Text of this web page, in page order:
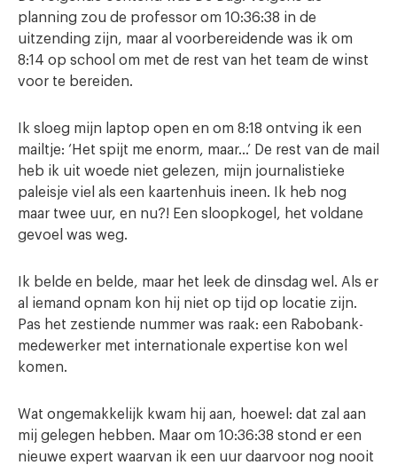
planning zou de professor om 10:36:38 in de
uitzending zijn, maar al voorbereidende was ik om
8:14 op school om met de rest van het team de winst
voor te bereiden.
Ik sloeg mijn laptop open en om 8:18 ontving ik een
mailtje: ‘Het spijt me enorm, maar…’ De rest van de mail
heb ik uit woede niet gelezen, mijn journalistieke
paleisje viel als een kaartenhuis ineen. Ik heb nog
maar twee uur, en nu?! Een sloopkogel, het voldane
gevoel was weg.
Ik belde en belde, maar het leek de dinsdag wel. Als er
al iemand opnam kon hij niet op tijd op locatie zijn.
Pas het zestiende nummer was raak: een Rabobank-
medewerker met internationale expertise kon wel
komen.
Wat ongemakkelijk kwam hij aan, hoewel: dat zal aan
mij gelegen hebben. Maar om 10:36:38 stond er een
nieuwe expert waarvan ik een uur daarvoor nog nooit